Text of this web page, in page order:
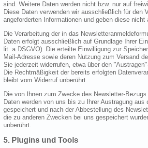
sind. Weitere Daten werden nicht bzw. nur auf
Diese Daten verwenden wir ausschließlich für den
angeforderten Informationen und geben diese nicht
Die Verarbeitung der in das
Daten erfolgt ausschließlich auf Grundlage Ihrer
lit. a DSGVO). Die erteilte Einwilligung zur
Mail-Adresse sowie deren Nutzung zum Versand
Sie jederzeit widerrufen, etwa über den
Die Rechtmäßigkeit der bereits erfolgten
bleibt vom Widerruf unberührt.
Die von Ihnen zum Zwecke des Newsletter-
Daten werden von uns bis zu Ihrer Austragung aus
gespeichert und nach der Abbestellung des
die zu anderen Zwecken bei uns gespeichert
unberührt.
5. Plugins und Tools